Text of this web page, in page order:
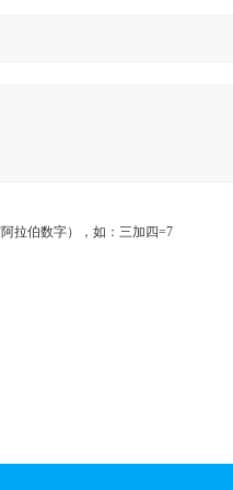
拉伯数字），如：三加四=7